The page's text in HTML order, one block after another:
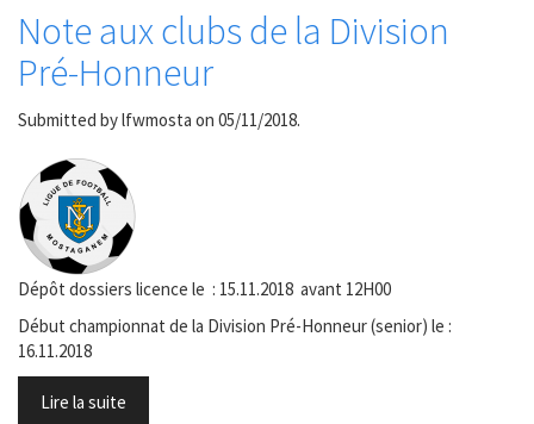
Note aux clubs de la Division
Pré-Honneur
Submitted bylfwmosta on 05/11/2018.
Dépôt dossiers licence le : 15.11.2018 avant 12H00
Début championnat de la Division Pré-Honneur (senior) le :
16.11.2018
Lire la suite